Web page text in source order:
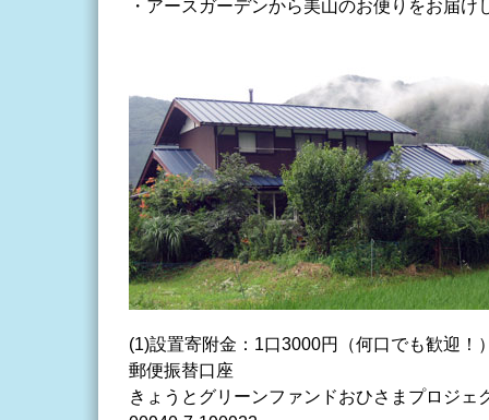
・アースガーデンから美山のお便りをお届け
(1)設置寄附金：1口3000円（何口でも歓迎！
郵便振替口座
きょうとグリーンファンドおひさまプロジェ